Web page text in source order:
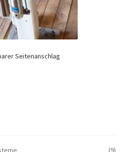
Seitenanschlag
(9)